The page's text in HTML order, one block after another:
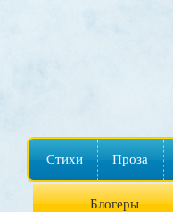
Стихи Проза
Блогеры